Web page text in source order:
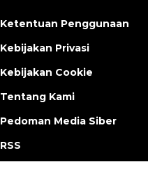
Ketentuan Penggunaan
Kebijakan Privasi
Kebijakan Cookie
Tentang Kami
Pedoman Media Siber
RSS